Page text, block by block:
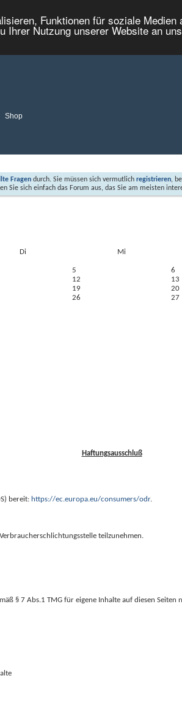
Funktionen für soziale
Nutzung unserer Website an
Shop
Fragen durch. Sie müssen sich vermutlich registrieren,
Sie sich einfach das Forum aus, das Sie am meisten
Di Mi
5 6
12 13
19 20
26 27
Haftungsausschluß
bereit: https://ec.europa.eu/consumers/odr.
teilzunehmen.
§ 7 Abs.1 TMG für eigene Inhalte auf diesen Seiten